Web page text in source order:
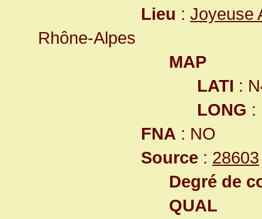
Lieu : Joyeuse
Rhône-Alpes
MAP
LATI :
LONG :
FNA : NO
Source : 28603
Degré de
QUAL